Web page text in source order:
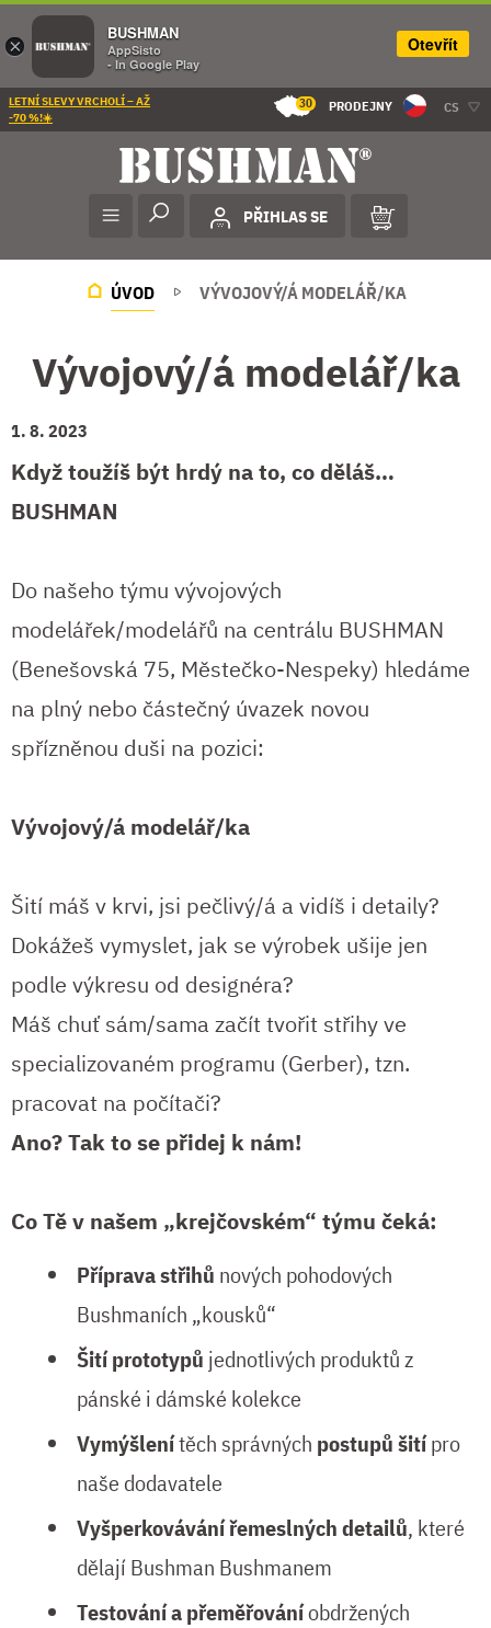
LETNÍ SLEVY VRCHOLÍ – AŽ
-70 %!☀️
30 PRODEJNY CS
PŘIHLAS SE
ÚVOD VÝVOJOVÝ/Á MODELÁŘ/KA
Vývojový/á modelář/ka
1. 8. 2023
Když toužíš být hrdý na to, co děláš…
BUSHMAN
Do našeho týmu vývojových
modelářek/modelářů na centrálu BUSHMAN
(Benešovská 75, Městečko-Nespeky) hledáme
na plný nebo částečný úvazek novou
spřízněnou duši na pozici:
Vývojový/á modelář/ka
Šití máš v krvi, jsi pečlivý/á a vidíš i detaily?
Dokážeš vymyslet, jak se výrobek ušije jen
podle výkresu od designéra?
Máš chuť sám/sama začít tvořit střihy ve
specializovaném programu (Gerber), tzn.
pracovat na počítači?
Ano? Tak to se přidej k nám!
Co Tě v našem „krejčovském“ týmu čeká:
Příprava střihů nových pohodových
Bushmaních „kousků“
Šití prototypů jednotlivých produktů z
pánské i dámské kolekce
Vymýšlenítěch správných postupů šitípro
naše dodavatele
Vyšperkovávání řemeslných detailů, které
dělají Bushman Bushmanem
Testování a přeměřováníobdržených
×
BUSHMAN
AppSisto
- In Google Play
Otevřít